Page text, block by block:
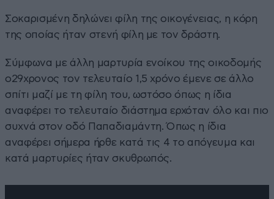
Σοκαρισμένη δηλώνει φίλη της οικογένειας, η κόρη
της οποίας ήταν στενή φίλη με τον δράστη.
Σύμφωνα με άλλη μαρτυρία ενοίκου της οικοδομής
ο29χρονος τον τελευταίο 1,5 χρόνο έμενε σε άλλο
σπίτι μαζί με τη φίλη του, ωστόσο όπως η ίδια
αναφέρει το τελευταίο διάστημα ερχόταν όλο και πιο
συχνά στον οδό Παπαδιαμάντη. Όπως η ίδια
αναφέρει σήμερα ήρθε κατά τις 4 το απόγευμα και
κατά μαρτυρίες ήταν σκυθρωπός.